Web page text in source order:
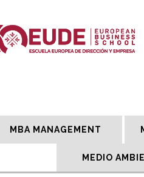
MBA MANAGEMENT
MEDIO